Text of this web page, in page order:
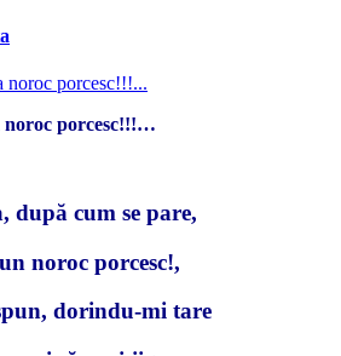
noroc porcesc!!!…
după cum se pare,
noroc porcesc!,
dorindu-mi tare